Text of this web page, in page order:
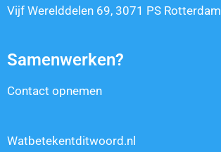
Vijf Werelddelen 69, 3071 PS Rotterdam
Samenwerken?
Contact opnemen
Watbetekentditwoord.nl